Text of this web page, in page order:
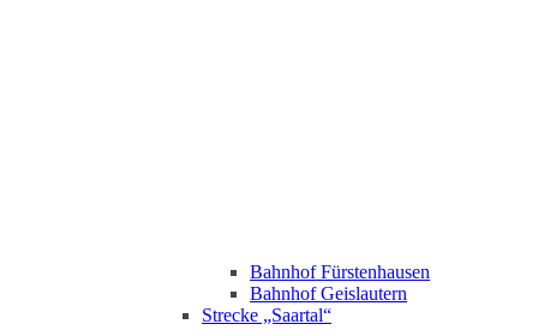
Bahnhof Fürstenhausen
Bahnhof Geislautern
Strecke „Saartal“